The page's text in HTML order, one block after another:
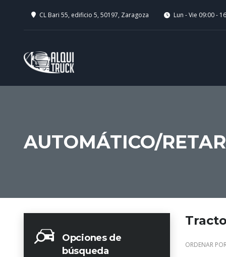
CL Bari 55, edificio 5, 50197, Zaragoza Lun - Vie 09:00 -
AUTOMÁTICO/
Opciones de
búsqueda
ORDENAR